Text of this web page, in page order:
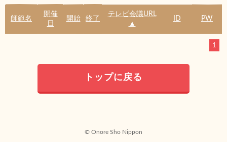
師範名
開催
日
開始 終了
テレビ会議URL
▲
ID PW
1
トップに戻る
© Onore Sho Nippon